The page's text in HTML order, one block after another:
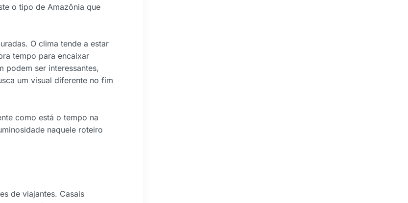
o tipo de Amazônia que
O clima tende a estar
tempo para encaixar
podem ser interessantes,
um visual diferente no fim
como está o tempo na
naquele roteiro
de viajantes. Casais